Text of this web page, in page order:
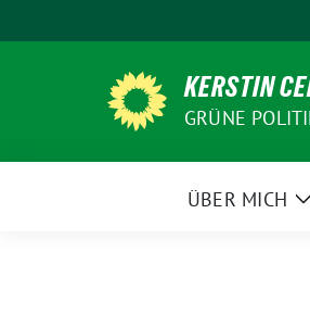
zum
KERSTIN
GRÜNE
ÜBER MICH